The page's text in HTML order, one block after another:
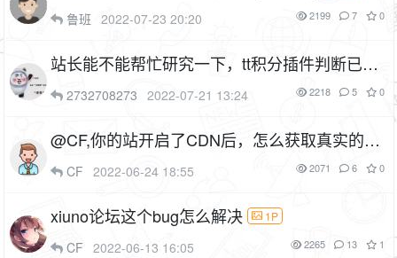
鲁班 2022-07-23 20:20 2199 7 0
站长能不能帮忙研究一下，tt积分插件判断已付
费未付费要怎么写呀
2732708273 2022-07-21 13:24 2218 5 0
@CF,你的站开启了CDN后，怎么获取真实的用
户ip啊？
CF 2022-06-24 18:55 2071 6 0
xiuno论坛这个bug怎么解决 1P
CF 2022-06-13 16:05 2265 13 1